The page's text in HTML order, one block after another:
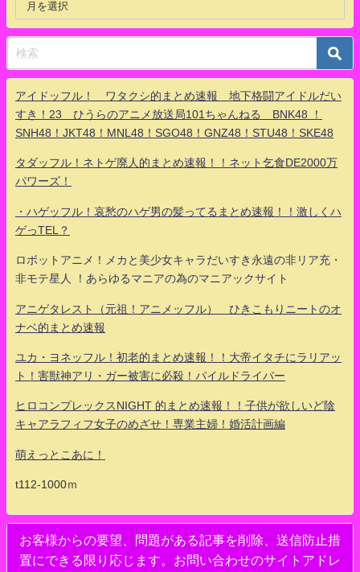
アイドッフル！ ワタクシ的まとめ速報 地下格闘アイドルだい
すき！23 ひうらのアニメ放送局101ちゃんねる BNK48 ！
SNH48！JKT48！MNL48！SGO48！GNZ48！STU48！SKE48
タダッフル！ネトゲ廃人的まとめ速報！！ネット乞食DE2000万
パワーズ！
・ハゲッフル！哀愁のハゲ男の髪ってるまとめ速報！！激しくハ
ゲっTEL？
ロボットアニメ！メカと美少女キャラだいすき永遠の非リア充・
非モテ星人 ！あらゆるマニアの為のマニアックサイト
アニゲタレスト（元祖！アニメッフル） ひきこもりニートのオ
ナベ的まとめ速報
ユカ・ヨネッフル！初老的まとめ速報！！大帝イタチにラリアッ
ト！害獣神アリ・ガー被害に必殺！パイルドライバー
ヒロコンプレックスNIGHT 的まとめ速報！！子供が欲しいど陰
キャアラフィフ女子のめざせ！専業主婦！婚活計画編
萌えっとこあに！
t112-1000ｍ
お客様からの要望、問題がある記事を削除、送信防止措
置にできる限り応じます。お問い合わせのサイトアドレ